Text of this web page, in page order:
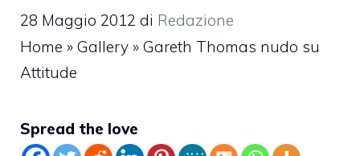
28 Maggio 2012 di Redazione
Home » Gallery » Gareth Thomas nudo su
Attitude
Spread the love